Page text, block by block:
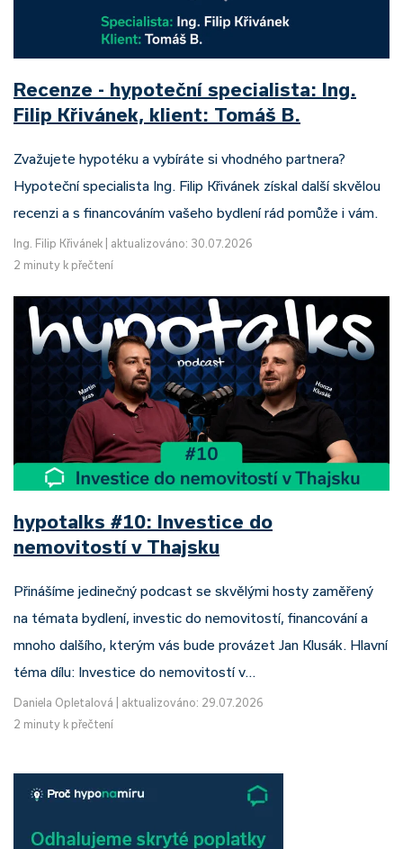
Recenze - hypoteční specialista: Ing.
Filip Křivánek, klient: Tomáš B.
Zvažujete hypotéku a vybíráte si vhodného partnera?
Hypoteční specialista Ing. Filip Křivánek získal další skvělou
recenzi a s financováním vašeho bydlení rád pomůže i vám.
Ing. Filip Křivánek
aktualizováno: 30.07.2026
2 minuty k přečtení
hypotalks #10: Investice do
nemovitostí v Thajsku
Přinášíme jedinečný podcast se skvělými hosty zaměřený
na témata bydlení, investic do nemovitostí, financování a
mnoho dalšího, kterým vás bude provázet Jan Klusák. Hlavní
téma dílu: Investice do nemovitostí v…
Daniela Opletalová
aktualizováno: 29.07.2026
2 minuty k přečtení